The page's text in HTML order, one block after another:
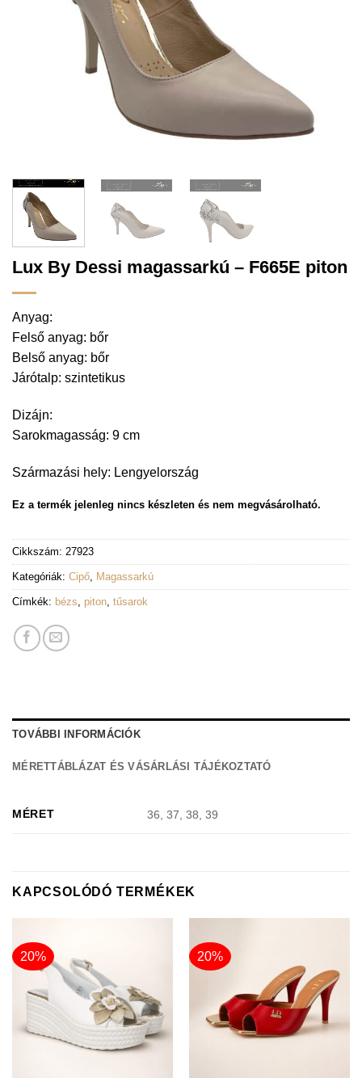
Lux By Dessi magassarkú – F665E piton
Anyag:
Felső anyag: bőr
Belső anyag: bőr
Járótalp: szintetikus
Dizájn:
Sarokmagasság: 9 cm
Származási hely: Lengyelország
Ez a termék jelenleg nincs készleten és nem megvásárolható.
Cikkszám: 27923
Kategóriák: Cipő Magassarkú
Címkék: bézs piton tűsarok
TOVÁBBI INFORMÁCIÓK
MÉRETTÁBLÁZAT ÉS VÁSÁRLÁSI TÁJÉKOZTATÓ
MÉRET 36, 37, 38, 39
KAPCSOLÓDÓ TERMÉKEK
20% 20%